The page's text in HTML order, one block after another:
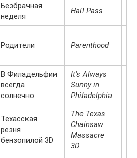
Безбрачная
неделя
Hall Pass
Родители Parenthood
В Филадельфии
всегда
солнечно
It’s Always
Sunny in
Philadelphia
Техасская
резня
бензопилой 3D
The Texas
Chainsaw
Massacre
3D